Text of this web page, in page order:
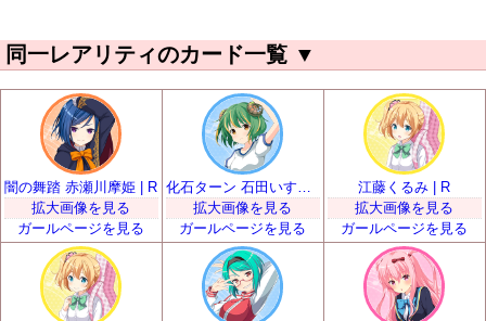
同一レアリティのカード一覧 ▼
闇の舞踏 赤瀬川摩姫 | R
拡大画像を見る
ガールページを見る
拡大画像を見る
ガールページを見る
江藤くるみ | R
拡大画像を見る
ガールページを見る